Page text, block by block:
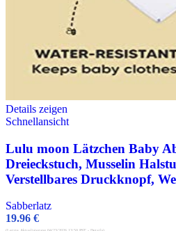
Details zeigen
Schnellansicht
Lulu moon Lätzchen Baby
Dreieckstuch, Musselin
Verstellbares Druckknopf,
Sabberlatz
19.96 €